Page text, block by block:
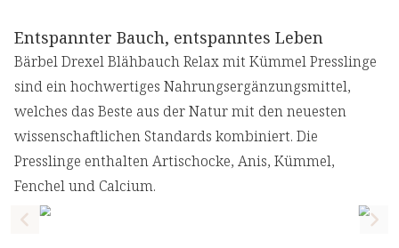
Entspannter Bauch, entspanntes Leben
Bärbel Drexel Blähbauch Relax mit Kümmel Presslinge
sind ein hochwertiges Nahrungsergänzungsmittel,
welches das Beste aus der Natur mit den neuesten
wissenschaftlichen Standards kombiniert. Die
Presslinge enthalten Artischocke, Anis, Kümmel,
Fenchel und Calcium.
Previous slide